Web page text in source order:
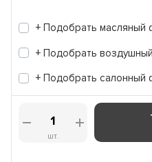
+ Подобрать масляный
+ Подобрать
+ Подобрать салонный
шт.